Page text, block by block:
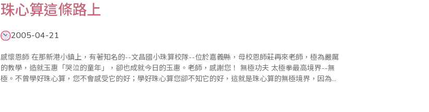
珠心算這條路上
2005-04-21
感懷恩師 在那新港小鎮上，有著知名的--文昌國小珠算校隊--位於嘉義縣，母校恩師莊再來老師，極為嚴厲
的教學，造就玉惠「哭泣的童年」，卻也成就今日的玉惠。老師，感謝您！ 無極功夫 太極拳最高境界--無
極。不曾學好珠心算，您不會感受它的好；學好珠心算您卻不知它的好，這就是珠心算的無極境界，因為它